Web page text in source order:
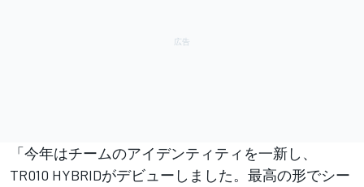
「今年はチームのアイデンティティを一新し、
TR010 HYBRIDがデビューしました。最高の形でシー